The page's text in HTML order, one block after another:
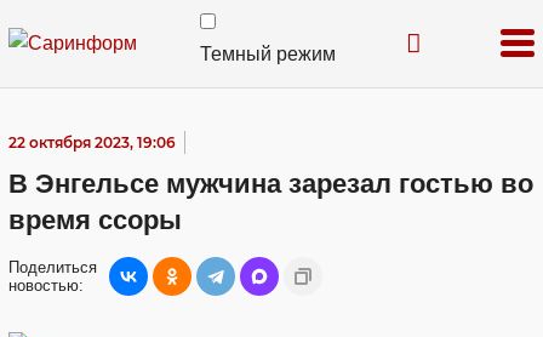
Темный режим
22 октября 2023, 19:06
В Энгельсе мужчина зарезал гостью во
время ссоры
Поделиться
новостью: